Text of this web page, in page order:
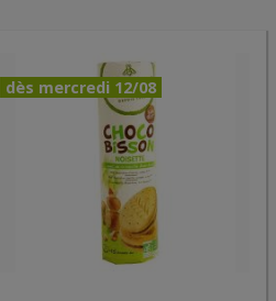
dès mercredi 12/08